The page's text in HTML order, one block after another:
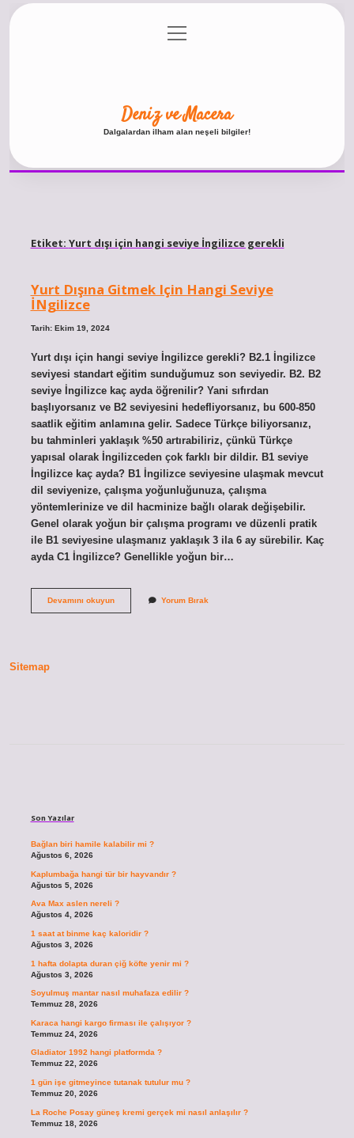
Gizlilik Politikası
menüyü
aç
Deniz ve Macera
Dalgalardan ilham alan neşeli bilgiler!
Etiket: Yurt dışı için hangi seviye İngilizce gerekli
Yurt Dışına Gitmek Için Hangi Seviye
İNgilizce
Tarih: Ekim 19, 2024
Yurt dışı için hangi seviye İngilizce gerekli? B2.1 İngilizce
seviyesi standart eğitim sunduğumuz son seviyedir. B2. B2
seviye İngilizce kaç ayda öğrenilir? Yani sıfırdan
başlıyorsanız ve B2 seviyesini hedefliyorsanız, bu 600-850
saatlik eğitim anlamına gelir. Sadece Türkçe biliyorsanız,
bu tahminleri yaklaşık %50 artırabiliriz, çünkü Türkçe
yapısal olarak İngilizceden çok farklı bir dildir. B1 seviye
İngilizce kaç ayda? B1 İngilizce seviyesine ulaşmak mevcut
dil seviyenize, çalışma yoğunluğunuza, çalışma
yöntemlerinize ve dil hacminize bağlı olarak değişebilir.
Genel olarak yoğun bir çalışma programı ve düzenli pratik
ile B1 seviyesine ulaşmanız yaklaşık 3 ila 6 ay sürebilir. Kaç
ayda C1 İngilizce? Genellikle yoğun bir…
Devamını okuyunYurt
Yorum Bırak
Sitemap
Son Yazılar
Bağlan biri hamile kalabilir mi ?
Ağustos 6, 2026
Kaplumbağa hangi tür bir hayvandır ?
Ağustos 5, 2026
Ava Max aslen nereli ?
Ağustos 4, 2026
1 saat at binme kaç kaloridir ?
Ağustos 3, 2026
1 hafta dolapta duran çiğ köfte yenir mi ?
Ağustos 3, 2026
Soyulmuş mantar nasıl muhafaza edilir ?
Temmuz 28, 2026
Karaca hangi kargo firması ile çalışıyor ?
Temmuz 24, 2026
Gladiator 1992 hangi platformda ?
Temmuz 22, 2026
1 gün işe gitmeyince tutanak tutulur mu ?
Temmuz 20, 2026
La Roche Posay güneş kremi gerçek mi nasıl anlaşılır ?
Temmuz 18, 2026